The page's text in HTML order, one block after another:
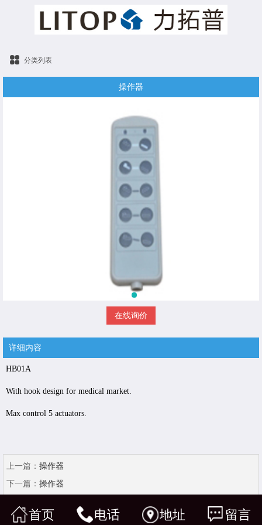
分类列表
操作器
在线询价
详细内容
HB01A
With hook design for medical market.
Max control 5 actuators.
上一篇： 操作器
下一篇： 操作器
首页 电话 地址 留言